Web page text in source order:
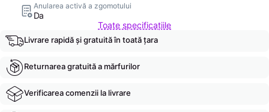
Anularea activă a zgomotului
Da
Toate specificațiile
Livrare rapidă și gratuită în toată țara
Returnarea gratuită a mărfurilor
Verificarea comenzii la livrare